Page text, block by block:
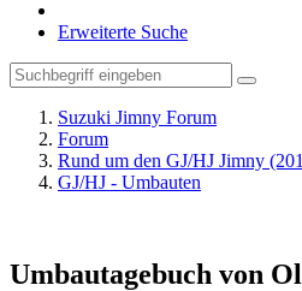
Erweiterte Suche
Suzuki Jimny Forum
Forum
Rund um den GJ/HJ Jimny
GJ/HJ - Umbauten
Umbautagebuch von